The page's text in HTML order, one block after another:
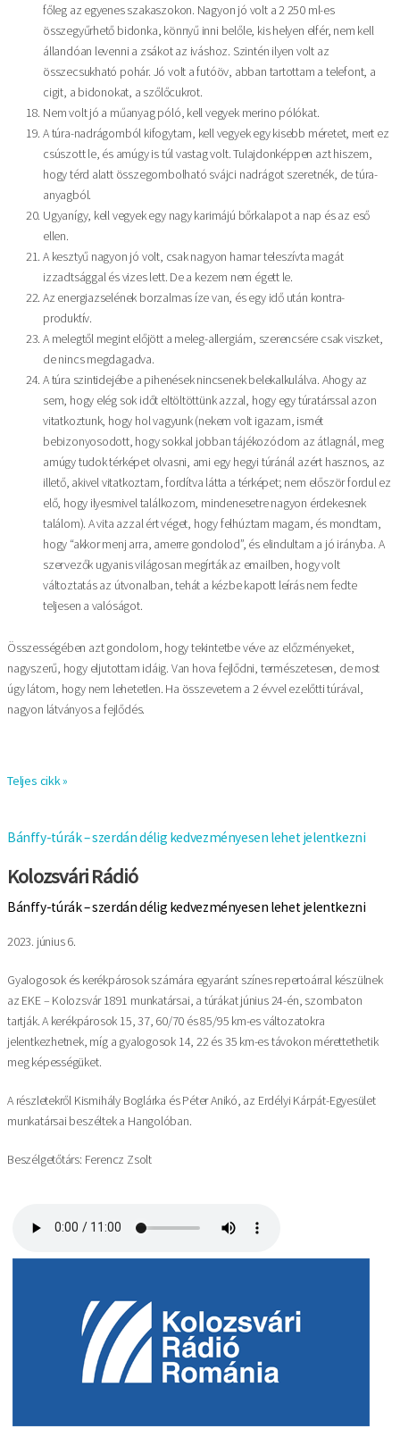
főleg az egyenes szakaszokon. Nagyon jó volt a 2 250 ml-es
összegyűrhető bidonka, könnyű inni belőle, kis helyen elfér, nem kell
állandóan levenni a zsákot az iváshoz. Szintén ilyen volt az
összecsukható pohár. Jó volt a futóöv, abban tartottam a telefont, a
cigit, a bidonokat, a szőlőcukrot.
Nem volt jó a műanyag póló, kell vegyek merino pólókat.
A túra-nadrágomból kifogytam, kell vegyek egy kisebb méretet, mert ez
csúszott le, és amúgy is túl vastag volt. Tulajdonképpen azt hiszem,
hogy térd alatt összegombolható svájci nadrágot szeretnék, de túra-
anyagból.
Ugyanígy, kell vegyek egy nagy karimájú bőrkalapot a nap és az eső
ellen.
A kesztyű nagyon jó volt, csak nagyon hamar teleszívta magát
izzadtsággal és vizes lett. De a kezem nem égett le.
Az energiazselének borzalmas íze van, és egy idő után kontra-
produktív.
A melegtől megint előjött a meleg-allergiám, szerencsére csak viszket,
de nincs megdagadva.
A túra szintidejébe a pihenések nincsenek belekalkulálva. Ahogy az
sem, hogy elég sok időt eltöltöttünk azzal, hogy egy túratárssal azon
vitatkoztunk, hogy hol vagyunk (nekem volt igazam, ismét
bebizonyosodott, hogy sokkal jobban tájékozódom az átlagnál, meg
amúgy tudok térképet olvasni, ami egy hegyi túránál azért hasznos, az
illető, akivel vitatkoztam, fordítva látta a térképet; nem először fordul ez
elő, hogy ilyesmivel találkozom, mindenesetre nagyon érdekesnek
találom). A vita azzal ért véget, hogy felhúztam magam, és mondtam,
hogy “akkor menj arra, amerre gondolod”, és elindultam a jó irányba. A
szervezők ugyanis világosan megírták az emailben, hogy volt
változtatás az útvonalban, tehát a kézbe kapott leírás nem fedte
teljesen a valóságot.
Összességében azt gondolom, hogy tekintetbe véve az előzményeket,
nagyszerű, hogy eljutottam idáig. Van hova fejlődni, természetesen, de most
úgy látom, hogy nem lehetetlen. Ha összevetem a 2 évvel ezelőtti túrával,
nagyon látványos a fejlődés.
Teljes cikk »
Bánffy-túrák – szerdán délig kedvezményesen lehet jelentkezni
Kolozsvári Rádió
Bánffy-túrák – szerdán délig kedvezményesen lehet jelentkezni
2023. június 6.
Gyalogosok és kerékpárosok számára egyaránt színes repertoárral készülnek
az EKE – Kolozsvár 1891 munkatársai, a túrákat június 24-én, szombaton
tartják. A kerékpárosok 15, 37, 60/70 és 85/95 km-es változatokra
jelentkezhetnek, míg a gyalogosok 14, 22 és 35 km-es távokon mérettethetik
meg képességüket.
A részletekről Kismihály Boglárka és Péter Anikó, az Erdélyi Kárpát-Egyesület
munkatársai beszéltek a Hangolóban.
Beszélgetőtárs: Ferencz Zsolt